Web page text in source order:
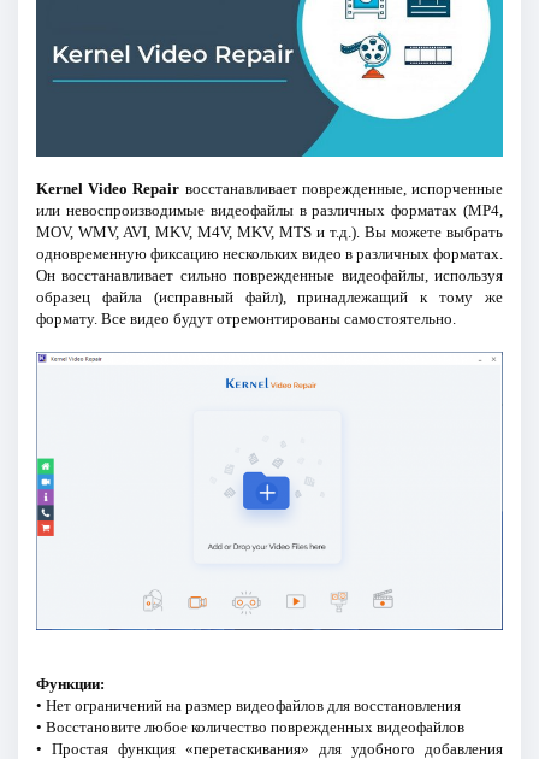
Kernel Video Repair восстанавливает поврежденные, испорченные
или невоспроизводимые видеофайлы в различных форматах (MP4,
MOV, WMV, AVI, MKV, M4V, MKV, MTS и т.д.). Вы можете выбрать
одновременную фиксацию нескольких видео в различных форматах.
Он восстанавливает сильно поврежденные видеофайлы, используя
образец файла (исправный файл), принадлежащий к тому же
формату. Все видео будут отремонтированы самостоятельно.
Функции:
• Нет ограничений на размер видеофайлов для восстановления
• Восстановите любое количество поврежденных видеофайлов
• Простая функция «перетаскивания» для удобного добавления